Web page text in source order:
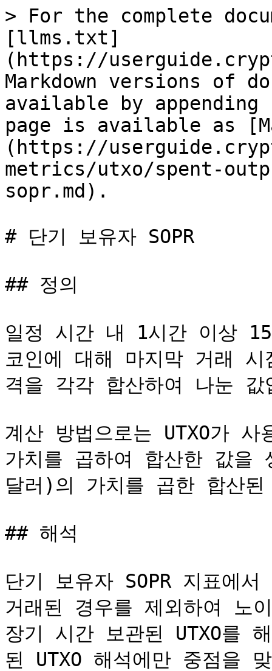
> For the complete
[llms.txt]
(https://
Markdown versions of
available by
page is available as
(https://
metrics/utxo/spent-
sopr.md).
# 단기 보유자 SOPR
## 정의
일정 시간 내 1시간 이상
코인에 대해 마지막 거래
격을 각각 합산하여 나눈 값
계산 방법으로는 UTXO가
가치를 곱하여 합산한 값을
달러)의 가치를 곱한 합산
## 해석
단기 보유자 SOPR 지표에
거래된 경우를 제외하여 노
장기 시간 보관된 UTXO를
된 UTXO 해석에만 중점을